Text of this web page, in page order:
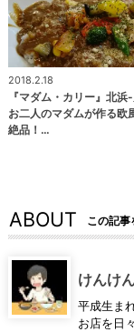
2018.2.18
『マダム・カリー』北浜
お二人のマダムが作る欧
絶品！…
ABOUT この記事
けんけ
平成生ま
お店を日